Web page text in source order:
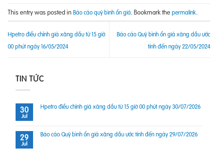
TIN TỨC
30
Jul
Hpetro điều chỉnh giá xăng dầu từ 15 giờ 00 phút ngày 30/07/2026
29
Jul
Báo cáo Quỹ bình ổn giá xăng dầu ước tính đến ngày 29/07/2026
This entry was posted inBáo cáo quỹ bình ổn giá. Bookmark thepermalink.
Hpetro điều chỉnh giá xăng dầu từ 15 giờ
00 phút ngày 16/05/2024
Báo cáo Quỹ bình ổn giá xăng dầu ước
tính đến ngày 22/05/2024